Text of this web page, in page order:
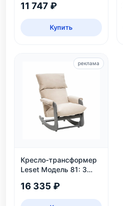
дачи
11 747 ₽
Купить
Кресло-трансформер
Leset Модель 81: 3
нагрузка 130 кг
16 335 ₽
реклама